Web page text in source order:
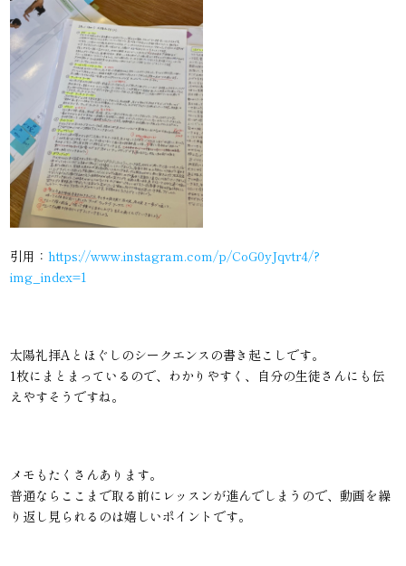
引用：https://www.instagram.com/p/CoG0yJqvtr4/?
img_index=1
太陽礼拝Aとほぐしのシークエンスの書き起こしです。
1枚にまとまっているので、わかりやすく、自分の生徒さんにも伝
えやすそうですね。
メモもたくさんあります。
普通ならここまで取る前にレッスンが進んでしまうので、動画を繰
り返し見られるのは嬉しいポイントです。